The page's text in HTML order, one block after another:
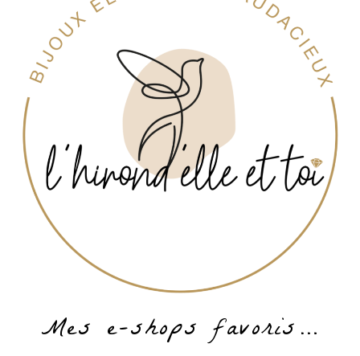
Mes e-shops favoris…